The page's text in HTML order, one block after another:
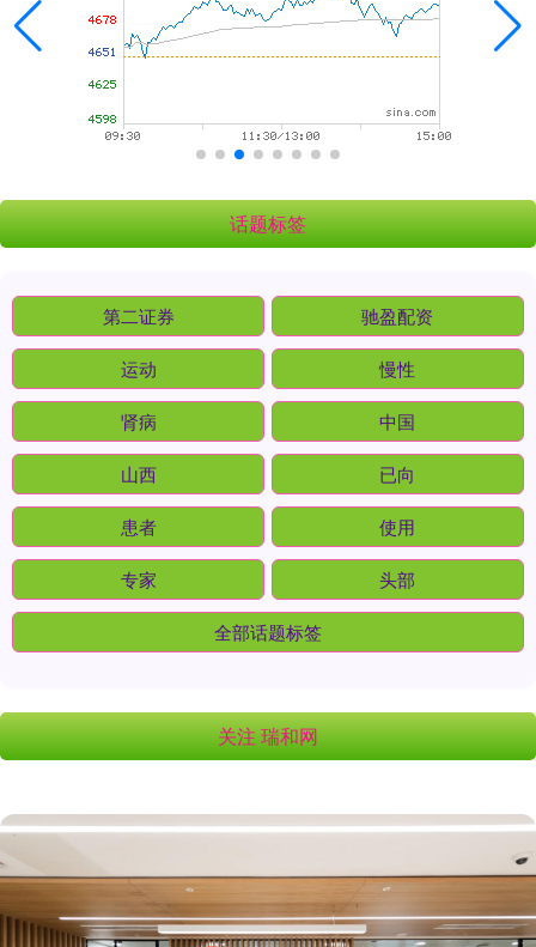
话题标签
第二证券 驰盈配资
运动 慢性
肾病 中国
山西 已向
患者 使用
专家 头部
全部话题标签
关注 瑞和网